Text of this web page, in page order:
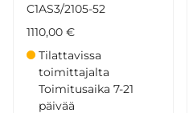
C1AS3/2105-52
1110,00 €
Tilattavissa
toimittajalta
Toimitusaika 7-21
päivää